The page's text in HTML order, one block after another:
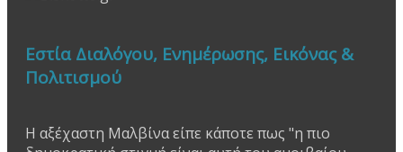
Εστία Διαλόγου, Ενημέρωσης, Εικόνας &
Πολιτισμού
Η αξέχαστη Μαλβίνα είπε κάποτε πως "η πιο